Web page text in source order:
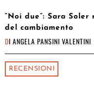
“Noi due”: Sara
del cambiamento
DI ANGELA PANSINI VALENTINI
RECENSIONI